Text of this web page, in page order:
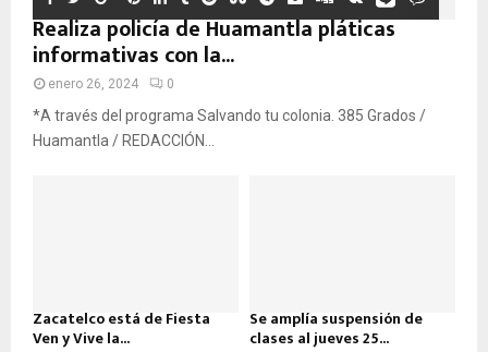
Realiza policía de Huamantla pláticas
informativas con la...
enero 26, 2024 0
*A través del programa Salvando tu colonia. 385 Grados /
Huamantla / REDACCIÓN...
Zacatelco está de Fiesta
Ven y Vive la...
Se amplía suspensión de
clases al jueves 25...